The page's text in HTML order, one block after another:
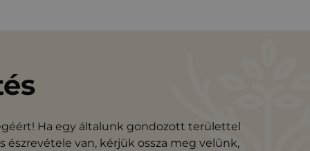
Ha egy általunk gondozott területtel
észrevétele van, kérjük ossza meg velünk,